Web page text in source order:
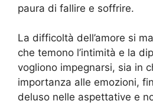
paura di fallire e soffrire.
La difficoltà dell’amore si
che temono l’intimità e la
vogliono impegnarsi, sia in
importanza alle emozioni,
deluso nelle aspettative e